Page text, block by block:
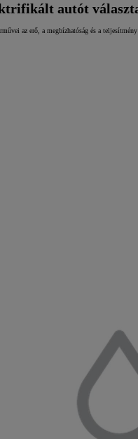
autót
az erő, a megbízhatóság és a